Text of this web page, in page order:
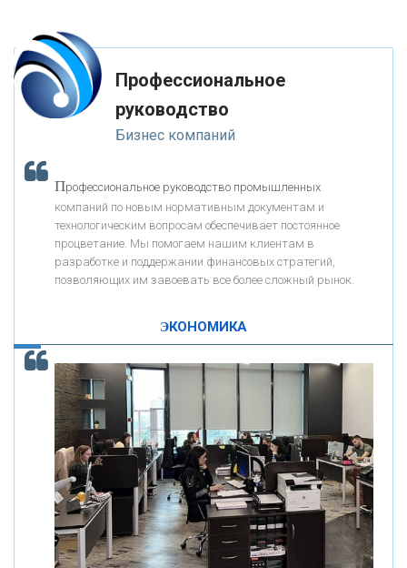
«ФК ОТКРЫТИЕ»
«ЗАПСИБКОМБАНК»
«РОСЕВРОБАНК»
«ПРЕСС-СЛУЖБА ВТБ24»
«АВТОГРАДБАНК»
ОНАС
КОНТАКТЫ
К ак Система быстрых платежей за пять лет
Профессиональное
руководство
Бизнес компаний
Профессиональное руководство промышленных
компаний по новым нормативным документам и
технологическим вопросам обеспечивает постоянное
процветание. Мы помогаем нашим клиентам в
разработке и поддержании финансовых стратегий,
позволяющих им завоевать все более сложный рынок.
ЭКОНОМИКА